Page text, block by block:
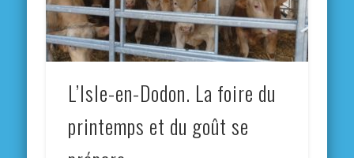
L’Isle-en-Dodon. La foire du
printemps et du goût se